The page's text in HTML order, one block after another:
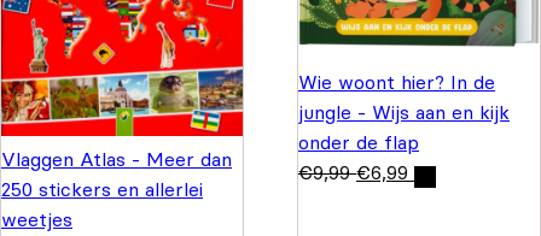
Vlaggen Atlas - Meer dan
250 stickers en allerlei
weetjes
Wie woont hier? In de
jungle - Wijs aan en kijk
onder de flap
€9,99 €6,99